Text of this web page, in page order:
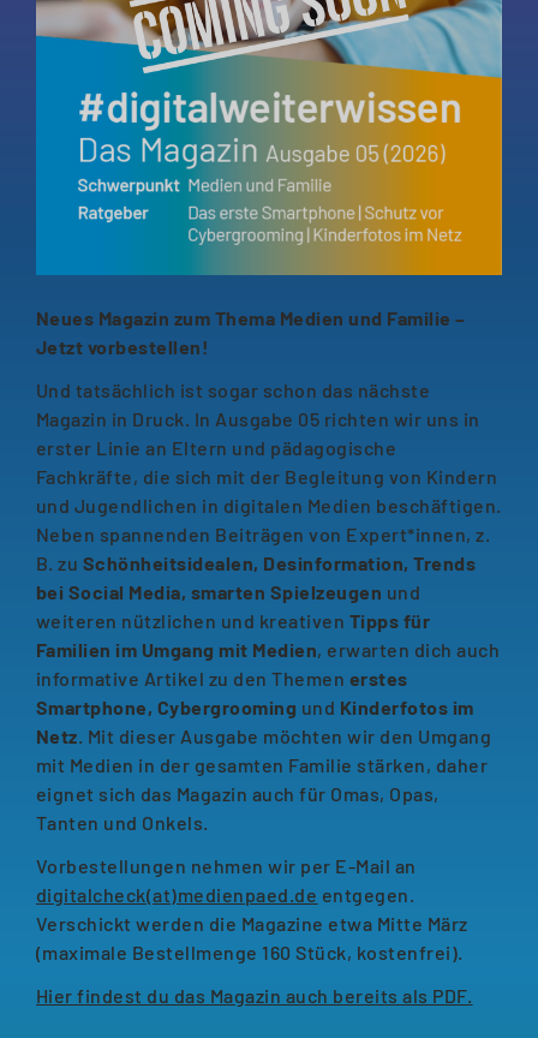
Neues Magazin zum Thema Medien und Familie –
Jetzt vorbestellen!
Und tatsächlich ist sogar schon das nächste
Magazin in Druck. In Ausgabe 05 richten wir uns in
erster Linie an Eltern und pädagogische
Fachkräfte, die sich mit der Begleitung von Kindern
und Jugendlichen in digitalen Medien beschäftigen.
Neben spannenden Beiträgen von Expert*innen, z.
B. zu Schönheitsidealen, Desinformation, Trends
bei Social Media, smarten Spielzeugen und
weiteren nützlichen und kreativen Tipps für
Familien im Umgang mit Medien, erwarten dich auch
informative Artikel zu den Themen erstes
Smartphone, Cybergrooming und Kinderfotos im
Netz. Mit dieser Ausgabe möchten wir den Umgang
mit Medien in der gesamten Familie stärken, daher
eignet sich das Magazin auch für Omas, Opas,
Tanten und Onkels.
Vorbestellungen nehmen wir per E-Mail an
digitalcheck(at)medienpaed.de entgegen.
Verschickt werden die Magazine etwa Mitte März
(maximale Bestellmenge 160 Stück, kostenfrei).
Hier findest du das Magazin auch bereits als PDF.